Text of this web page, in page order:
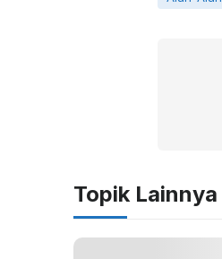
Topik Lainnya